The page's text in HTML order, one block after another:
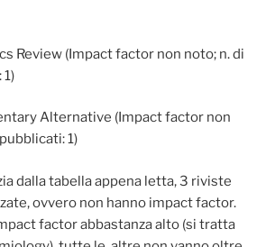
Review (Impact factor non noto; n. di
Alternative (Impact factor non
1)
dalla tabella appena letta, 3 riviste
ovvero non hanno impact factor.
factor abbastanza alto (si tratta